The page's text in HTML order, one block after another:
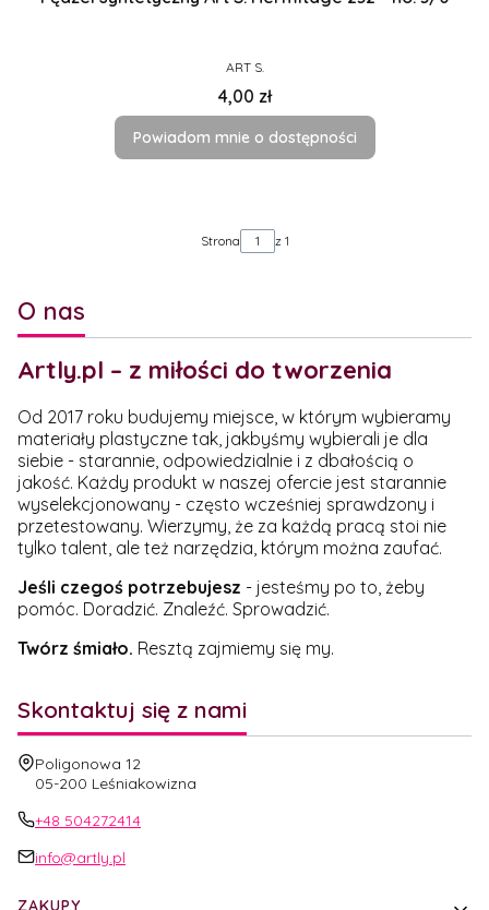
PRODUCENT
ART S.
Cena
4,00 zł
Powiadom mnie o dostępności
Strona z 1
O nas
Artly.pl – z miłości do tworzenia
Od 2017 roku budujemy miejsce, w którym wybieramy
materiały plastyczne tak, jakbyśmy wybierali je dla
siebie - starannie, odpowiedzialnie i z dbałością o
jakość. Każdy produkt w naszej ofercie jest starannie
wyselekcjonowany - często wcześniej sprawdzony i
przetestowany. Wierzymy, że za każdą pracą stoi nie
tylko talent, ale też narzędzia, którym można zaufać.
Jeśli czegoś potrzebujesz - jesteśmy po to, żeby
pomóc. Doradzić. Znaleźć. Sprowadzić.
Twórz śmiało. Resztą zajmiemy się my.
Skontaktuj się z nami
Adres:
Poligonowa 12
05-200 Leśniakowizna
+48 504272414
info@artly.pl
ZAKUPY